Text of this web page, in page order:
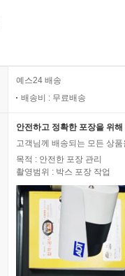
예스24 배송
배송비 : 무료배송
안전하고 정확한 포장을 위
고객님께 배송되는 모든 상
목적 : 안전한 포장 관리
촬영범위 : 박스 포장 작업